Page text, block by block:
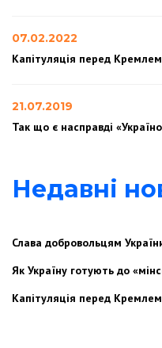
07.02.2022
Капітуляція перед
21.07.2019
Так що є насправді
Недавні
Слава добровольцям
Як Україну готують до
Капітуляція перед